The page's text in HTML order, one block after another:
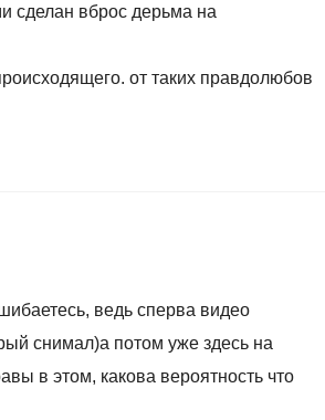
сделан вброс дерьма на
от таких правдолюбов
ведь сперва видео
снимал)а потом уже здесь на
в этом, какова вероятность что